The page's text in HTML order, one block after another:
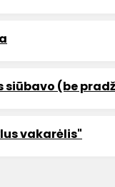
siūbavo (be
vakarėlis"